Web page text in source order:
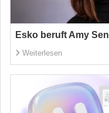
Esko beruft Amy
Weiterlesen